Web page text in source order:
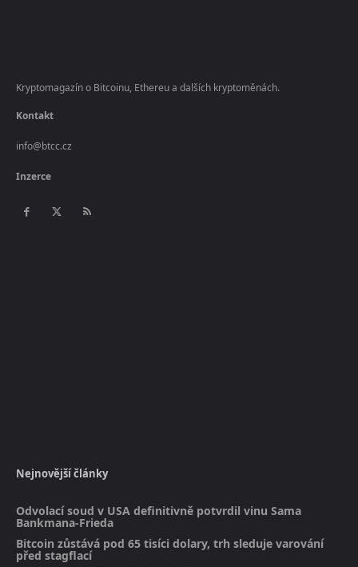
Kryptomagazín o Bitcoinu, Ethereu a dalších kryptoměnách.
Kontakt
info@btcc.cz
Inzerce
Nejnovější články
Odvolací soud v USA definitivně potvrdil vinu Sama
Bankmana-Frieda
Bitcoin zůstává pod 65 tisíci dolary, trh sleduje varování
před stagflací